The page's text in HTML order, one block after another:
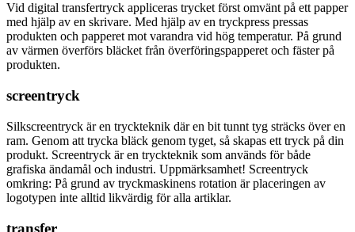
Vid digital transfertryck appliceras trycket först omvänt på ett papper
med hjälp av en skrivare. Med hjälp av en tryckpress pressas
produkten och papperet mot varandra vid hög temperatur. På grund
av värmen överförs bläcket från överföringspapperet och fäster på
produkten.
screentryck
Silkscreentryck är en tryckteknik där en bit tunnt tyg sträcks över en
ram. Genom att trycka bläck genom tyget, så skapas ett tryck på din
produkt. Screentryck är en tryckteknik som används för både
grafiska ändamål och industri. Uppmärksamhet! Screentryck
omkring: På grund av tryckmaskinens rotation är placeringen av
logotypen inte alltid likvärdig för alla artiklar.
transfer